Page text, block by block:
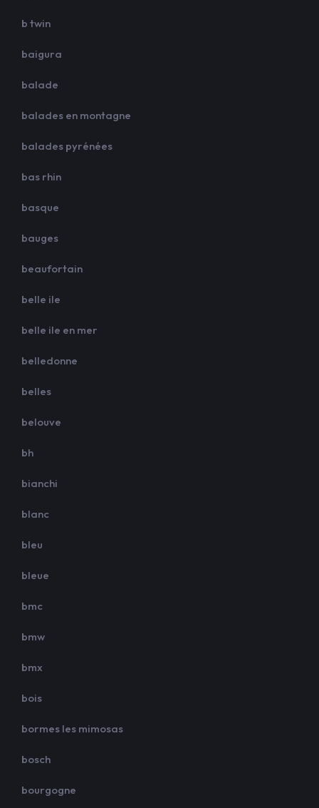
b twin
baigura
balade
balades en montagne
balades pyrénées
bas rhin
basque
bauges
beaufortain
belle ile
belle ile en mer
belledonne
belles
belouve
bh
bianchi
blanc
bleu
bleue
bmc
bmw
bmx
bois
bormes les mimosas
bosch
bourgogne